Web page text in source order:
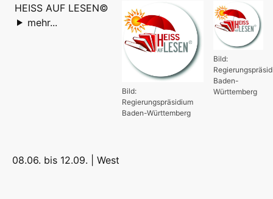
Bild:
Baden-
Württemberg
Bild:
Regierungspräsidium
Baden-Württemberg
HEISS AUF LESEN©
mehr...
08.06. bis 12.09. | West